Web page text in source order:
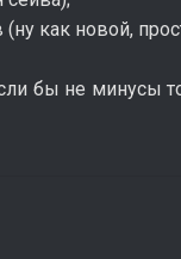
как новой,
бы не минусы